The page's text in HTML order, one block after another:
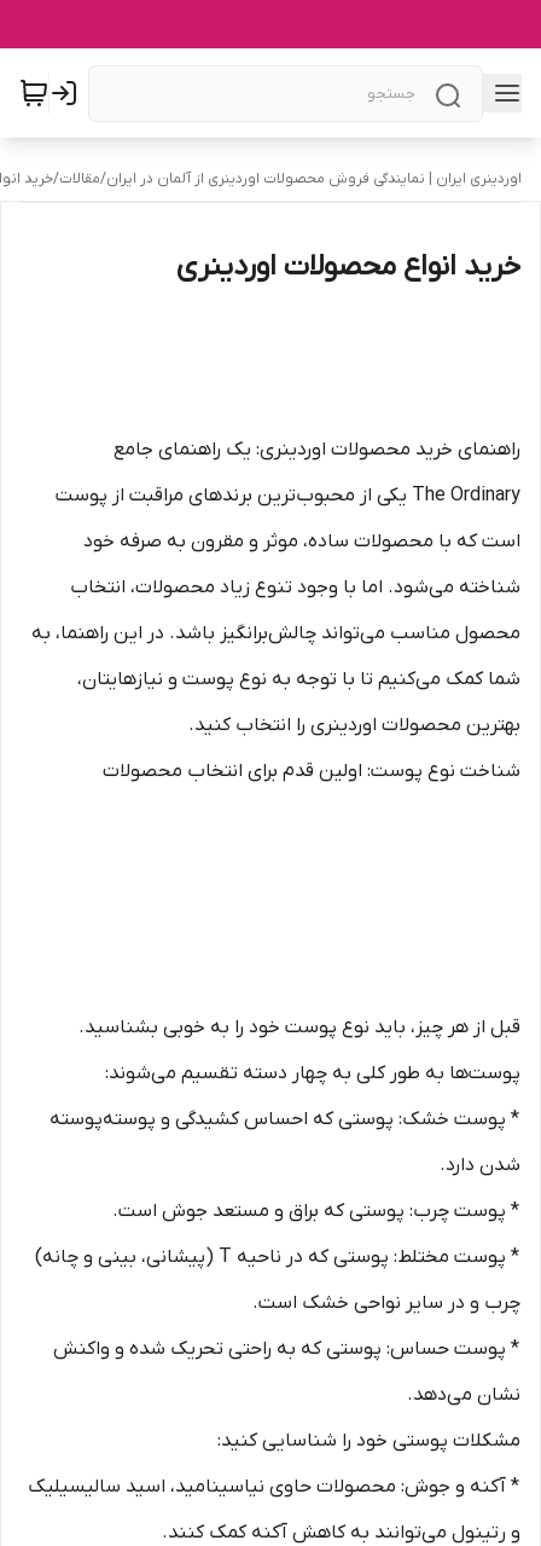
اوردینری ایران | نمایندگی فروش محصولات اوردینری از آلمان در ایران/مقالات/خرید
خرید انواع محصولات اوردینری
راهنمای خرید محصولات اوردینری: یک راهنمای جامع
The Ordinary یکی از محبوب‌ترین برندهای مراقبت از پوست
است که با محصولات ساده، موثر و مقرون به صرفه خود
شناخته می‌شود. اما با وجود تنوع زیاد محصولات، انتخاب
محصول مناسب می‌تواند چالش‌برانگیز باشد. در این راهنما، به
شما کمک می‌کنیم تا با توجه به نوع پوست و نیازهایتان،
بهترین محصولات اوردینری را انتخاب کنید.
شناخت نوع پوست: اولین قدم برای انتخاب محصولات
قبل از هر چیز، باید نوع پوست خود را به خوبی بشناسید.
پوست‌ها به طور کلی به چهار دسته تقسیم می‌شوند:
* پوست خشک: پوستی که احساس کشیدگی و پوسته‌پوسته
شدن دارد.
* پوست چرب: پوستی که براق و مستعد جوش است.
* پوست مختلط: پوستی که در ناحیه T (پیشانی، بینی و چانه)
چرب و در سایر نواحی خشک است.
* پوست حساس: پوستی که به راحتی تحریک شده و واکنش
نشان می‌دهد.
مشکلات پوستی خود را شناسایی کنید:
* آکنه و جوش: محصولات حاوی نیاسینامید، اسید سالیسیلیک
و رتینول می‌توانند به کاهش آکنه کمک کنند.